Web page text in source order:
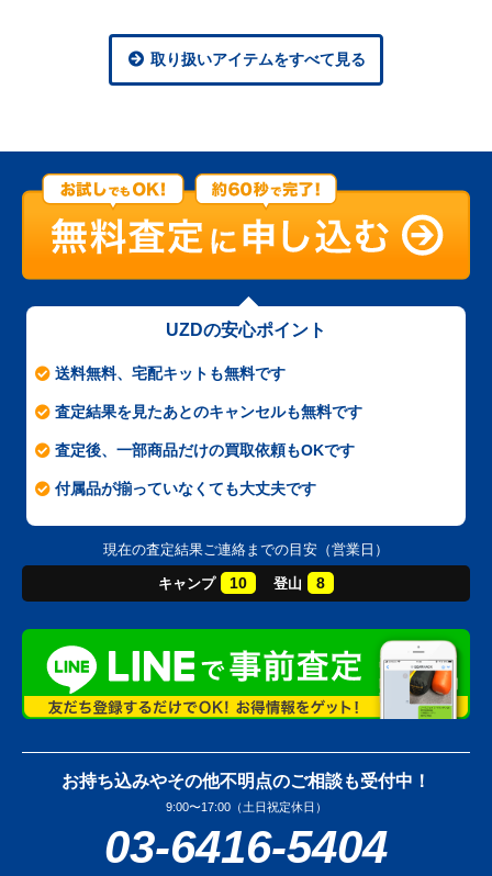
取り扱いアイテムをすべて見る
UZDの安心ポイント
送料無料、宅配キットも無料です
査定結果を見たあとのキャンセルも無料です
査定後、一部商品だけの買取依頼もOKです
付属品が揃っていなくても大丈夫です
現在の査定結果ご連絡までの目安（営業日）
キャンプ 10 登山 8
お持ち込みやその他不明点のご相談も受付中！
9:00〜17:00（土日祝定休日）
03-6416-5404